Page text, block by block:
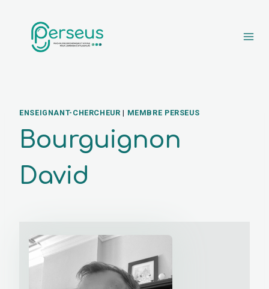
ENSEIGNANT-CHERCHEUR | MEMBRE PERSEUS
Bourguignon
David